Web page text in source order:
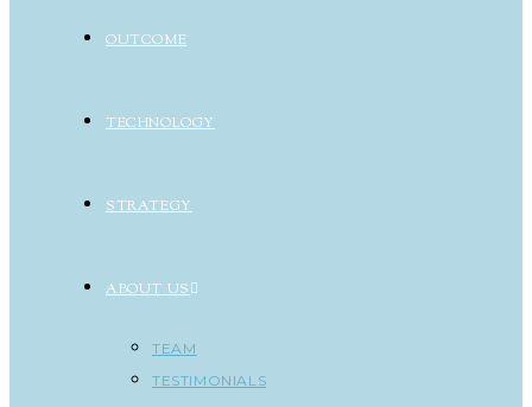
OUTCOME
TECHNOLOGY
STRATEGY
ABOUT US
TEAM
TESTIMONIALS